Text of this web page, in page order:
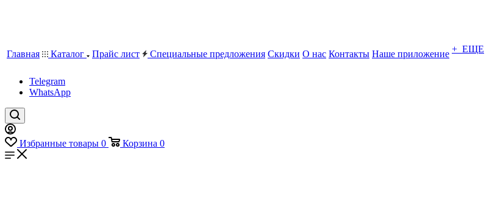
Главная Каталог Прайс лист Специальные предложения Скидки О нас Контакты Наше приложение + ЕЩЕ
Telegram
WhatsApp
Избранные товары 0 Корзина 0